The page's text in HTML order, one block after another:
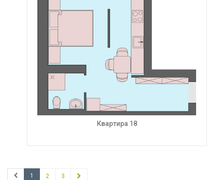
Квартира 18
1 2 3